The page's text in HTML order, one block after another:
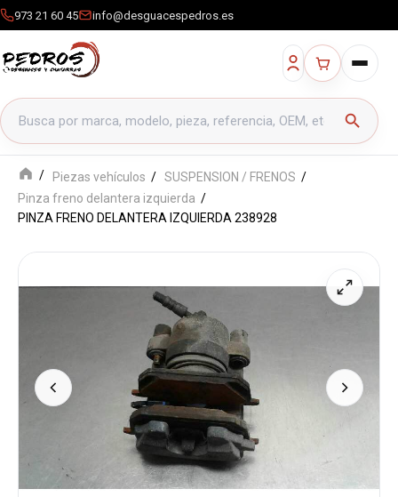
973 21 60 45 info@desguacespedros.es
Buscar productos
search
Piezas vehículos
SUSPENSION / FRENOS
Pinza freno delantera izquierda
PINZA FRENO DELANTERA IZQUIERDA 238928